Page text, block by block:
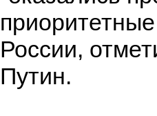
России,
Путин.